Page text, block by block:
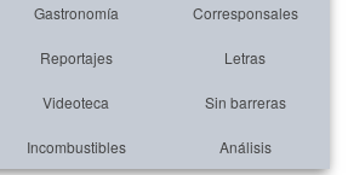
Gastronomía Corresponsales
Reportajes Letras
Videoteca Sin barreras
Incombustibles Análisis